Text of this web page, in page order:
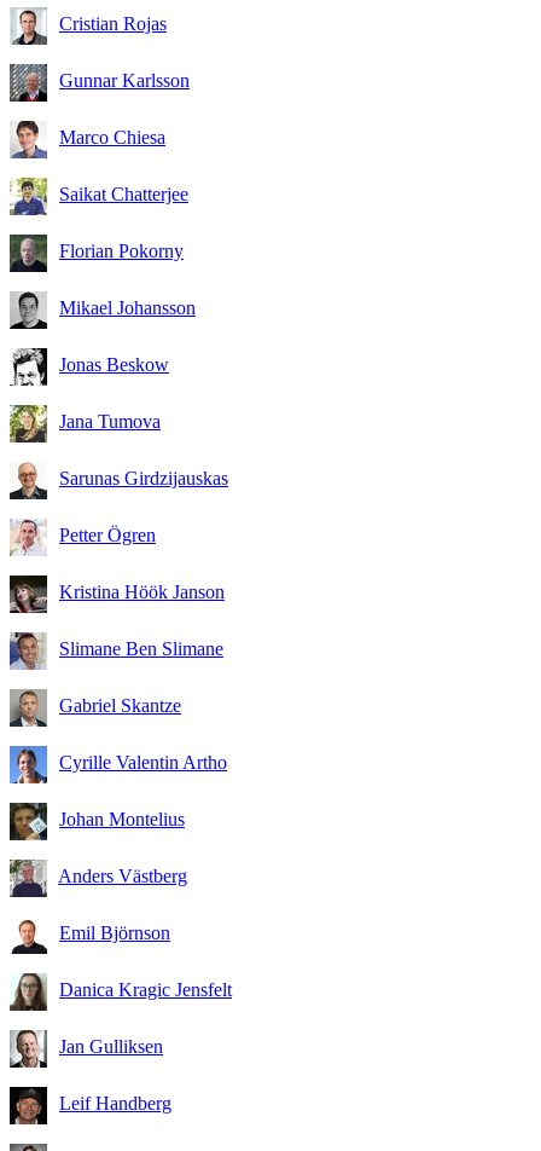
Cristian Rojas
Gunnar Karlsson
Marco Chiesa
Saikat Chatterjee
Florian Pokorny
Mikael Johansson
Jonas Beskow
Jana Tumova
Sarunas Girdzijauskas
Petter Ögren
Kristina Höök Janson
Slimane Ben Slimane
Gabriel Skantze
Cyrille Valentin Artho
Johan Montelius
Anders Västberg
Emil Björnson
Danica Kragic Jensfelt
Jan Gulliksen
Leif Handberg